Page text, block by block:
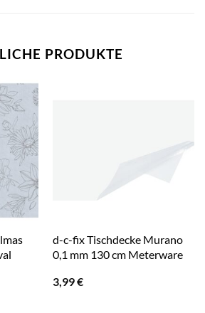
PRODUKTE
d-c-fix Tischdecke Murano
0,1 mm 130 cm Meterware
3,99€